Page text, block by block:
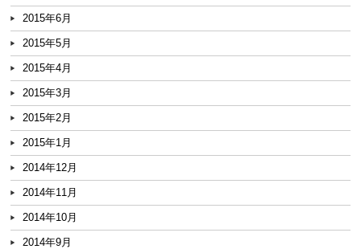
2015年6月
2015年5月
2015年4月
2015年3月
2015年2月
2015年1月
2014年12月
2014年11月
2014年10月
2014年9月